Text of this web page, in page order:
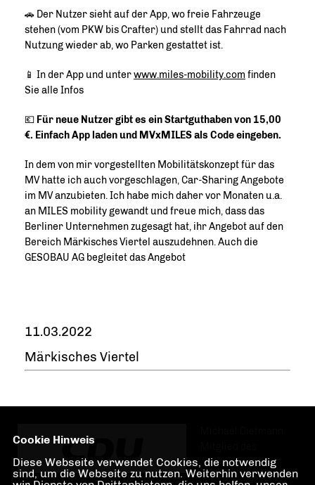
🚗 Der Nutzer sieht auf der App, wo freie Fahrzeuge
stehen (vom PKW bis Crafter) und stellt das Fahrrad nach
Nutzung wieder ab, wo Parken gestattet ist.
📱 In der App und unterwww.miles-mobility.com finden
Sie alle Infos
💶 Für neue Nutzer gibt es ein Startguthaben von 15,00
. Einfach App laden und MVxMILES als Code eingeben.
In dem von mir vorgestellten Mobilitätskonzept für das
MV hatte ich auch vorgeschlagen, Car-Sharing Angebote
im MV anzubieten. Ich habe mich daher vor Monaten u.a.
an MILES mobility gewandt und freue mich, dass das
Berliner Unternehmen zugesagt hat, ihr Angebot auf den
Bereich Märkisches Viertel auszudehnen. Auch die
GESOBAU AG begleitet das Angebot
11.03.2022
Märkisches Viertel
Cookie Hinweis
Diese Webseite verwendet Cookies, die notwendig
sind, um die Webseite zu nutzen. Weiterhin verwenden